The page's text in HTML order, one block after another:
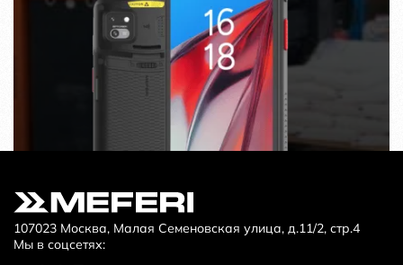
107023 Москва, Малая Семеновская улица, д.11/2, стр.4
Мы в соцсетях: